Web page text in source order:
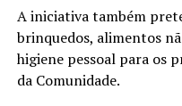
A iniciativa também
brinquedos, alimentos
higiene pessoal para os
da Comunidade.